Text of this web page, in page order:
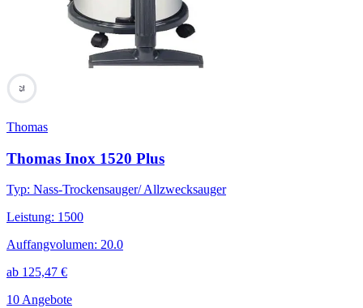
75
Thomas
Thomas Inox 1520 Plus
Typ: Nass-Trockensauger/ Allzwecksauger
Leistung: 1500
Auffangvolumen: 20.0
ab 125,47 €
10 Angebote